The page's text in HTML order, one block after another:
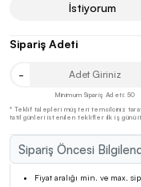
Sipariş Öncesi
Fiyat aralığı min. ve max.
İstiyorum
Sipariş Adeti
-
Minimum Sipariş Adeti: 50
* Teklif talepleri müşteri temsilciniz
tatil günleri istenilen teklifler ilk iş günü